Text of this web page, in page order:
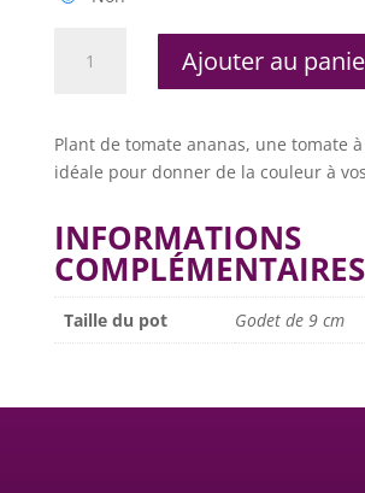
Ajouter au
Plant de tomate ananas, une tomate
idéale pour donner de la couleur à
INFORMATIONS
COMPLÉMENTAIRES
Taille du pot Godet de 9 cm